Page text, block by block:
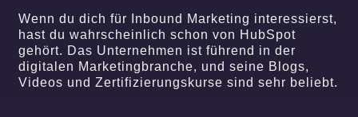
Wenn du dich für Inbound Marketing interessierst,
hast du wahrscheinlich schon von HubSpot
gehört. Das Unternehmen ist führend in der
digitalen Marketingbranche, und seine Blogs,
Videos und Zertifizierungskurse sind sehr beliebt.